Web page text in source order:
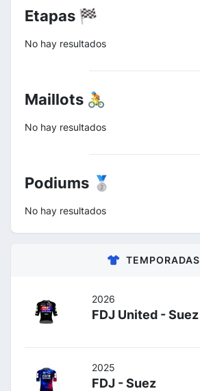
Etapas 🏁
No hay resultados
Maillots 🚴
No hay resultados
Podiums 🥈
No hay resultados
TEMPORADAS
2026
FDJ United - Suez
2025
FDJ - Suez